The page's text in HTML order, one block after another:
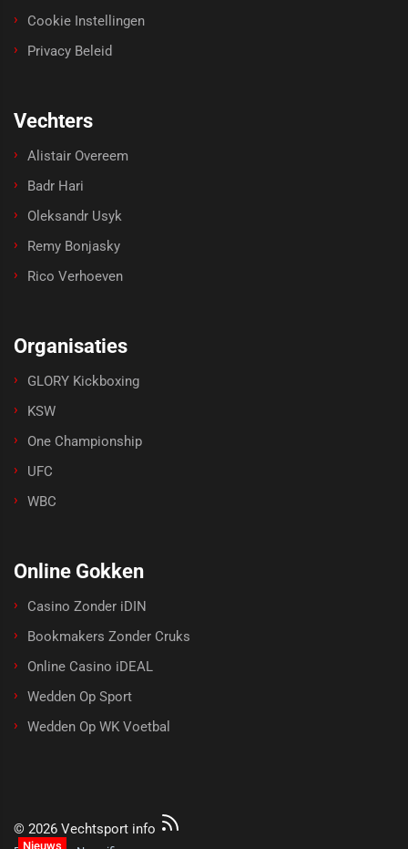
Nieuws
Cookie Instellingen
Privacy Beleid
Vechters
Alistair Overeem
Badr Hari
Oleksandr Usyk
Remy Bonjasky
Rico Verhoeven
Organisaties
GLORY Kickboxing
KSW
One Championship
UFC
WBC
Online Gokken
Casino Zonder iDIN
Bookmakers Zonder Cruks
Online Casino iDEAL
Wedden Op Sport
Wedden Op WK Voetbal
© 2026 Vechtsport info